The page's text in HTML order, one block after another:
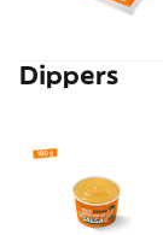
Dippers